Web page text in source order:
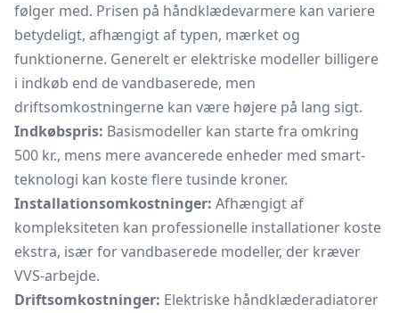
følger med. Prisen på håndklædevarmere kan variere
betydeligt, afhængigt af typen, mærket og
funktionerne. Generelt er elektriske modeller billigere
i indkøb end de vandbaserede, men
driftsomkostningerne kan være højere på lang sigt.
Indkøbspris: Basismodeller kan starte fra omkring
500 kr., mens mere avancerede enheder med smart-
teknologi kan koste flere tusinde kroner.
Installationsomkostninger: Afhængigt af
kompleksiteten kan professionelle installationer koste
ekstra, især for vandbaserede modeller, der kræver
VVS-arbejde.
Driftsomkostninger: Elektriske håndklæderadiatorer